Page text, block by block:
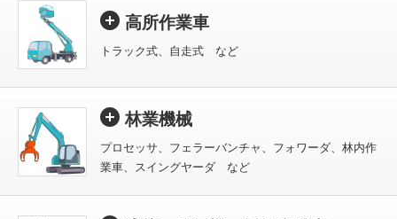
高所作業車
トラック式、自走式 など
林業機械
プロセッサ、フェラーバンチャ、フォワーダ、林内作
業車、スイングヤーダ など